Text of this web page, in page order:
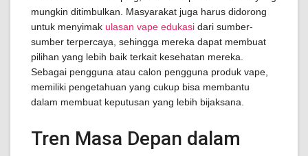
mungkin ditimbulkan. Masyarakat juga harus didorong
untuk menyimak ulasan vape edukasi dari sumber-
sumber terpercaya, sehingga mereka dapat membuat
pilihan yang lebih baik terkait kesehatan mereka.
Sebagai pengguna atau calon pengguna produk vape,
memiliki pengetahuan yang cukup bisa membantu
dalam membuat keputusan yang lebih bijaksana.
Tren Masa Depan dalam